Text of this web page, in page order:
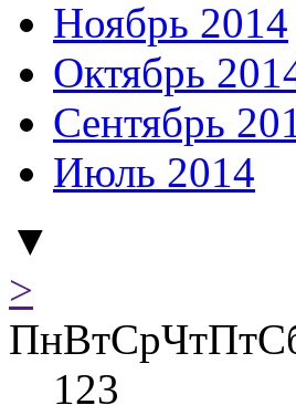
Ноябрь 2014
Октябрь
Сентябрь
Июль 2014
▼
>
ПнВтСрЧтПт
123